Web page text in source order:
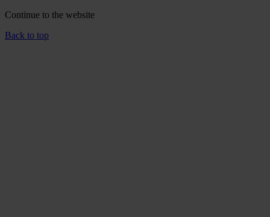
Continue to the website
Back to top